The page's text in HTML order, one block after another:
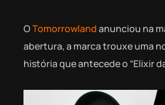
OTomorrowlandanunciou na
abertura, a marca trouxe uma
história que antecede o “Elixir